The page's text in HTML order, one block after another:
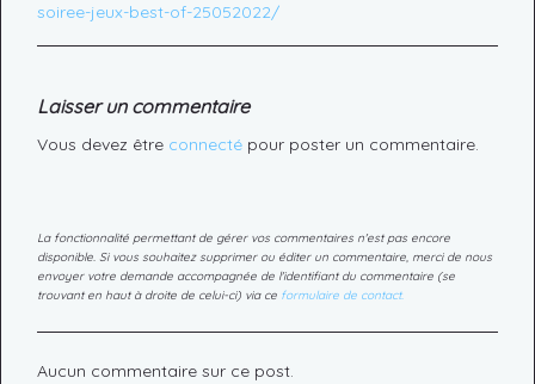
soiree-jeux-best-of-25052022/
Laisser un commentaire
Vous devez être connecté pour poster un commentaire.
La fonctionnalité permettant de gérer vos commentaires n'est pas encore
disponible. Si vous souhaitez supprimer ou éditer un commentaire, merci de nous
envoyer votre demande accompagnée de l'identifiant du commentaire (se
trouvant en haut à droite de celui-ci) via ce formulaire de contact.
Aucun commentaire sur ce post.